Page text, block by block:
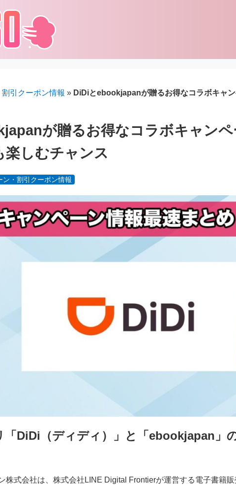
引クーポン情報 » DiDiとebookjapanが贈るお得なコラボキャ
が贈るお得なコラボキャン
楽しむチャンス
ン・割引クーポン情報
「DiDi（ディディ）」と「ebookjapan」
株式会社は、株式会社LINE Digital Frontierが運営する電子書籍